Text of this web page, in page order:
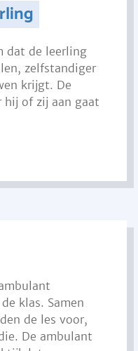
dat de leerling
zelfstandiger
krijgt. De
hij of zij aan gaat
klas. Samen
de les voor,
De ambulant